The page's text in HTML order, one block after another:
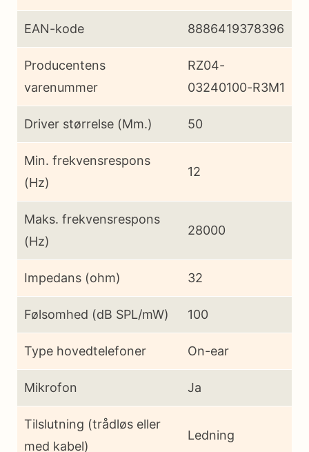
EAN-kode 8886419378396
Producentens
varenummer
RZ04-
03240100-R3M1
Driver størrelse (Mm.) 50
Min. frekvensrespons
(Hz)
12
Maks. frekvensrespons
(Hz)
28000
Impedans (ohm) 32
Følsomhed (dB SPL/mW) 100
Type hovedtelefoner On-ear
Mikrofon Ja
Tilslutning (trådløs eller
med kabel)
Ledning